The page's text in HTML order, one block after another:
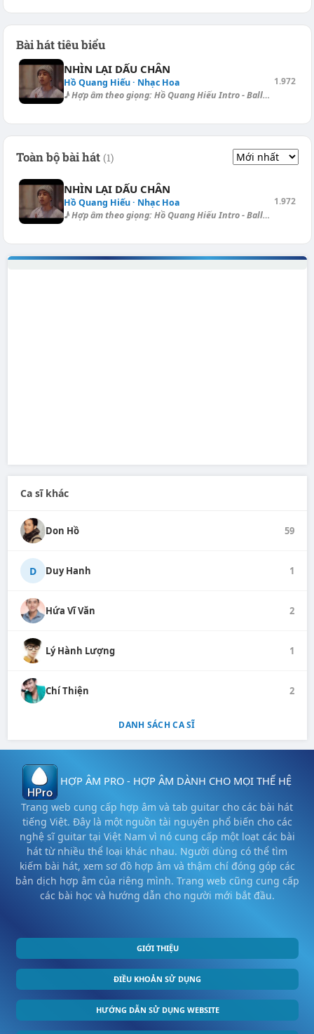
Bài hát tiêu biểu
NHÌN LẠI DẤU CHÂN
Hồ Quang Hiếu · Nhạc Hoa
♪ Hợp âm theo giọng: Hồ Quang Hiếu Intro - Ballad, (Capo ngăn I.): [Cm]...
1.972
Toàn bộ bài hát (1)
NHÌN LẠI DẤU CHÂN
Hồ Quang Hiếu · Nhạc Hoa
♪ Hợp âm theo giọng: Hồ Quang Hiếu Intro - Ballad, (Capo ngăn I.): [Cm]...
1.972
Ca sĩ khác
Don Hồ 59
D Duy Hanh 1
Hứa Vĩ Văn 2
Lý Hành Lượng 1
Chí Thiện 2
DANH SÁCH CA SĨ
HỢP ÂM PRO - HỢP ÂM DÀNH CHO MỌI THẾ HỆ
Trang web cung cấp hợp âm và tab guitar cho các bài hát
tiếng Việt. Đây là một nguồn tài nguyên phổ biến cho các
nghệ sĩ guitar tại Việt Nam vì nó cung cấp một loạt các bài
hát từ nhiều thể loại khác nhau. Người dùng có thể tìm
kiếm bài hát, xem sơ đồ hợp âm và thậm chí đóng góp các
bản dịch hợp âm của riêng mình. Trang web cũng cung cấp
các bài học và hướng dẫn cho người mới bắt đầu.
GIỚI THIỆU
ĐIỀU KHOẢN SỬ DỤNG
HƯỚNG DẪN SỬ DỤNG WEBSITE